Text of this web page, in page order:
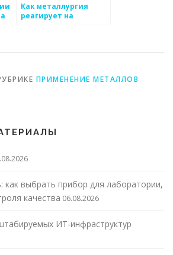
Как металлургия
реагирует на
ПРИМЕНЕНИЕ МЕТАЛЛОВ
как выбрать прибор для лаборатории,
качества 06.08.2026
ИТ-инфраструктур